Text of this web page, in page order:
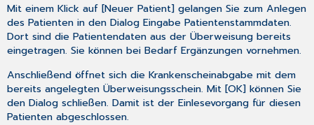
Mit einem Klick auf [Neuer Patient] gelangen Sie zum Anlegen
des Patienten in den DialogEingabe Patientenstammdaten.
Dort sind die Patientendaten aus der Überweisung bereits
eingetragen. Sie können bei Bedarf Ergänzungen vornehmen.
Anschließend öffnet sich die Krankenscheinabgabe mit dem
bereits angelegten Überweisungsschein. Mit [OK] können Sie
den Dialog schließen. Damit ist der Einlesevorgang für diesen
Patienten abgeschlossen.